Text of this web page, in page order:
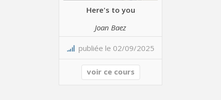
Here's to you
Joan Baez
publiée le 02/09/2025
voir ce cours